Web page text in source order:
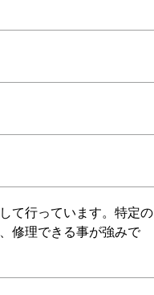
て行っています。特定の
修理できる事が強みで